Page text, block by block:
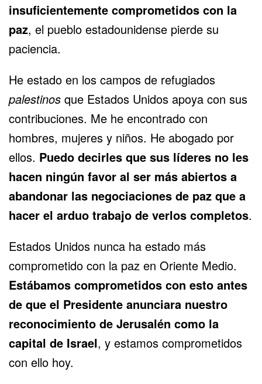
insuficientemente comprometidos con la
paz, el pueblo estadounidense pierde su
paciencia.
He estado en los campos de refugiados
palestinos que Estados Unidos apoya con sus
contribuciones. Me he encontrado con
hombres, mujeres y niños. He abogado por
ellos. Puedo decirles que sus líderes no les
hacen ningún favor al ser más abiertos a
abandonar las negociaciones de paz que a
hacer el arduo trabajo de verlos completos.
Estados Unidos nunca ha estado más
comprometido con la paz en Oriente Medio.
Estábamos comprometidos con esto antes
de que el Presidente anunciara nuestro
reconocimiento de Jerusalén como la
capital de Israel, y estamos comprometidos
con ello hoy.